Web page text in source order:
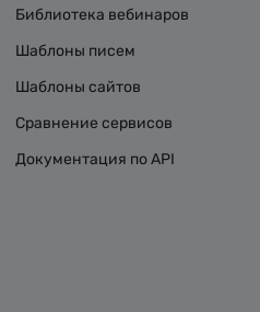
Библиотека вебинаров
Шаблоны писем
Шаблоны сайтов
Сравнение сервисов
Документация по API